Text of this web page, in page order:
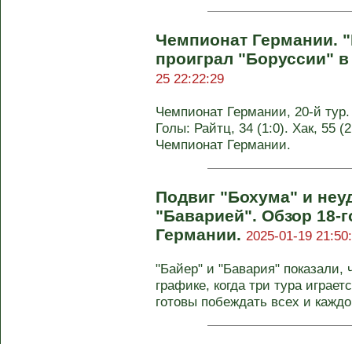
Чемпионат Германии.
проиграл "Боруссии"
25 22:22:29
Чемпионат Германии, 20-й
Голы: Райтц, 34 (1:0). Хак, 55
Чемпионат Германии.
Подвиг "Бохума" и
"Баварией". Обзор 18-
Германии. 2025-01-19
"Байер" и "Бавария" показали,
графике, когда три тура
готовы побеждать всех и